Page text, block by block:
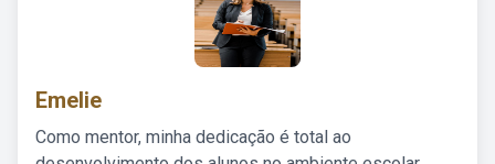
Emelie
Como mentor, minha dedicação é total ao